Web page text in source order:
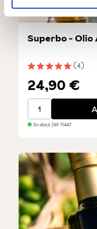
Note moyenne de
(4)
Superbo - Olio
24,90 €
Superbo - Olio
En stock | №71447